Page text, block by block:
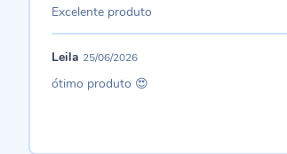
Excelente produto
Leila 25/06/2026
ótimo produto 😍